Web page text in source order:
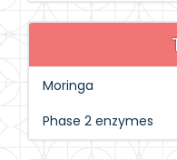
Moringa
Phase 2 enzymes